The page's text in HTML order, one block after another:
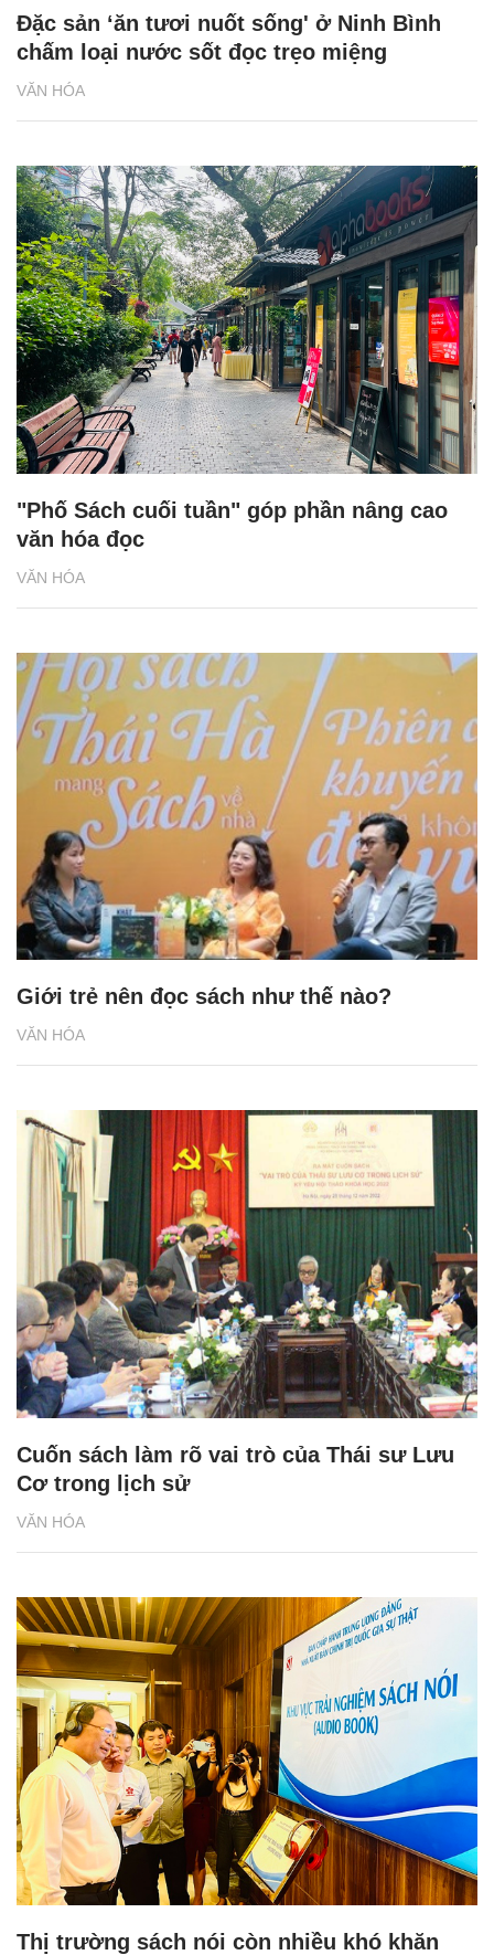
VĂN HÓA
Đặc sản ‘ăn tươi nuốt sống' ở Ninh Bình
chấm loại nước sốt đọc trẹo miệng
VĂN HÓA
"Phố Sách cuối tuần" góp phần nâng cao
văn hóa đọc
VĂN HÓA
Giới trẻ nên đọc sách như thế nào?
VĂN HÓA
Cuốn sách làm rõ vai trò của Thái sư Lưu
Cơ trong lịch sử
Thị trường sách nói còn nhiều khó khăn